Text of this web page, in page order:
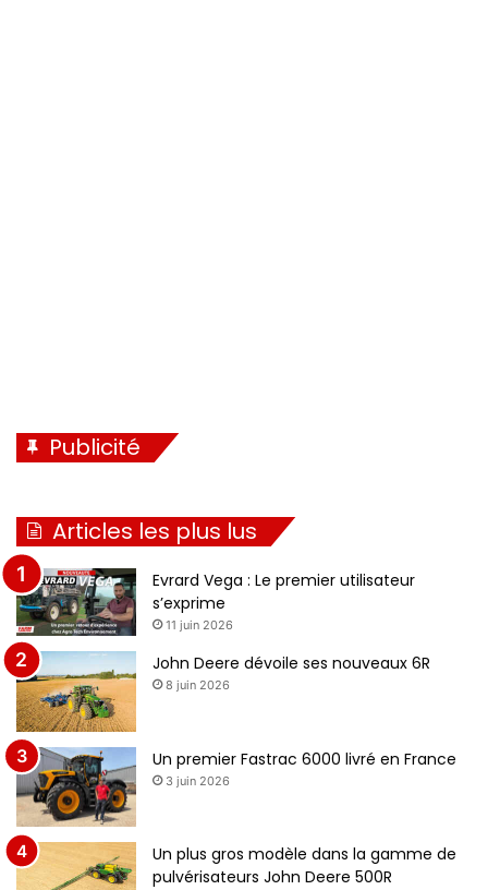
Publicité
Articles les plus lus
Evrard Vega : Le premier utilisateur
s’exprime
11 juin 2026
John Deere dévoile ses nouveaux 6R
8 juin 2026
Un premier Fastrac 6000 livré en France
3 juin 2026
Un plus gros modèle dans la gamme de
pulvérisateurs John Deere 500R